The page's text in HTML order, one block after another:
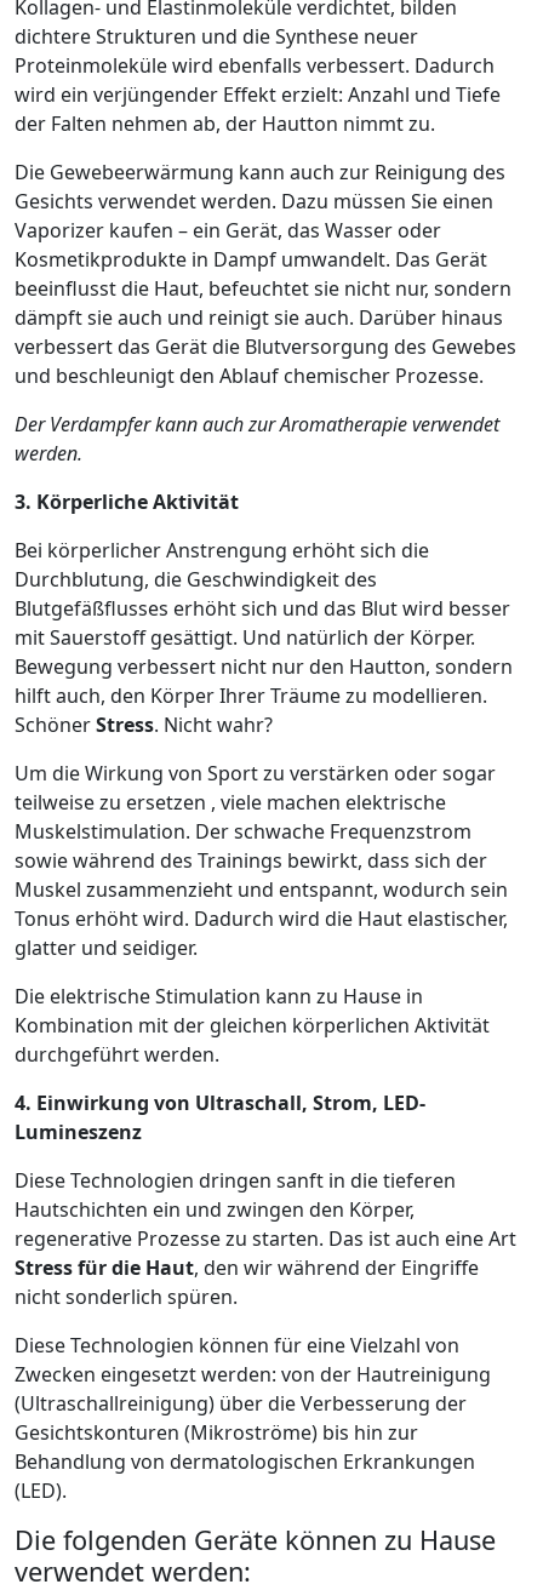
Kollagen- und Elastinmoleküle verdichtet, bilden
dichtere Strukturen und die Synthese neuer
Proteinmoleküle wird ebenfalls verbessert. Dadurch
wird ein verjüngender Effekt erzielt: Anzahl und Tiefe
der Falten nehmen ab, der Hautton nimmt zu.
Die Gewebeerwärmung kann auch zur Reinigung des
Gesichts verwendet werden. Dazu müssen Sie einen
Vaporizer kaufen – ein Gerät, das Wasser oder
Kosmetikprodukte in Dampf umwandelt. Das Gerät
beeinflusst die Haut, befeuchtet sie nicht nur, sondern
dämpft sie auch und reinigt sie auch. Darüber hinaus
verbessert das Gerät die Blutversorgung des Gewebes
und beschleunigt den Ablauf chemischer Prozesse.
Der Verdampfer kann auch zur Aromatherapie verwendet
werden.
3. Körperliche Aktivität
Bei körperlicher Anstrengung erhöht sich die
Durchblutung, die Geschwindigkeit des
Blutgefäßflusses erhöht sich und das Blut wird besser
mit Sauerstoff gesättigt. Und natürlich der Körper.
Bewegung verbessert nicht nur den Hautton, sondern
hilft auch, den Körper Ihrer Träume zu modellieren.
SchönerStress. Nicht wahr?
Um die Wirkung von Sport zu verstärken oder sogar
teilweise zu ersetzen , viele machen elektrische
Muskelstimulation. Der schwache Frequenzstrom
sowie während des Trainings bewirkt, dass sich der
Muskel zusammenzieht und entspannt, wodurch sein
Tonus erhöht wird. Dadurch wird die Haut elastischer,
glatter und seidiger.
Die elektrische Stimulation kann zu Hause in
Kombination mit der gleichen körperlichen Aktivität
durchgeführt werden.
4. Einwirkung von Ultraschall, Strom, LED-
Lumineszenz
Diese Technologien dringen sanft in die tieferen
Hautschichten ein und zwingen den Körper,
regenerative Prozesse zu starten. Das ist auch eine Art
Stress für die Haut, den wir während der Eingriffe
nicht sonderlich spüren.
Diese Technologien können für eine Vielzahl von
Zwecken eingesetzt werden: von der Hautreinigung
(Ultraschallreinigung) über die Verbesserung der
Gesichtskonturen (Mikroströme) bis hin zur
Behandlung von dermatologischen Erkrankungen
(LED).
Die folgenden Geräte können zu Hause
verwendet werden: